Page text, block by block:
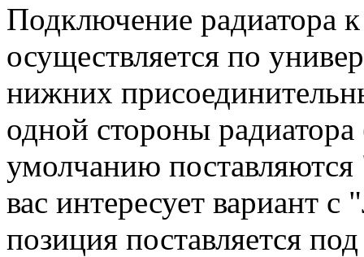
Подключение радиатора
осуществляется по
нижних
одной стороны
умолчанию поставляются
вас интересует вариант с "
позиция поставляется под